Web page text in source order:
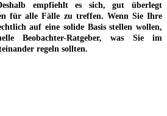
empfiehlt es sich, gut überlegt
für alle Fälle zu treffen. Wenn Sie Ihre
auf eine solide Basis stellen wollen,
Beobachter-Ratgeber, was Sie im
regeln sollten.